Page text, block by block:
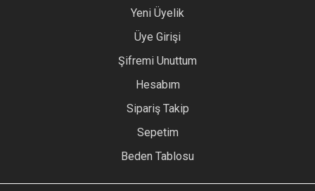
Yeni Üyelik
Üye Girişi
Şifremi Unuttum
Hesabım
Sipariş Takip
Sepetim
Beden Tablosu